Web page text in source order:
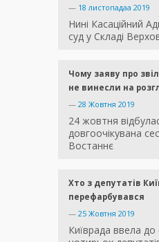
— 18 листопадаа 2019
Нині Касаційний
суд у Складі
Чому заяву про
не винесли на
— 28 Жовтня 2019
24 жовтня
довгоочікувана
Востаннє
Хто з депутатів
перефарбувався
— 25 Жовтня 2019
Київрада ввела до